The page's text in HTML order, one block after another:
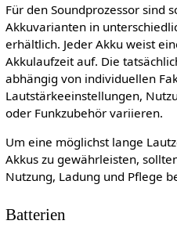
Für den Soundprozessor sind
Akkuvarianten in
erhältlich. Jeder Akku weist
Akkulaufzeit auf. Die
abhängig von individuellen
Lautstärkeeinstellungen,
oder Funkzubehör variieren.
Um eine möglichst lange
Akkus zu gewährleisten,
Nutzung, Ladung und Pflege
Batterien